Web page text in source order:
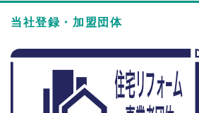
当社登録・加盟団体